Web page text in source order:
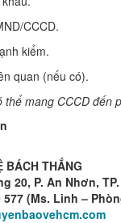
CCCD.
kiểm.
quan (nếu có).
mang CCCD đến
BÁCH THẮNG
20, P. An Nhơn,
577 (Ms. Linh –